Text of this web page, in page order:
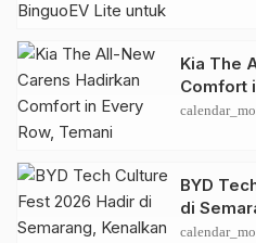
Kia The
Comfort
BYD
di
EV dan